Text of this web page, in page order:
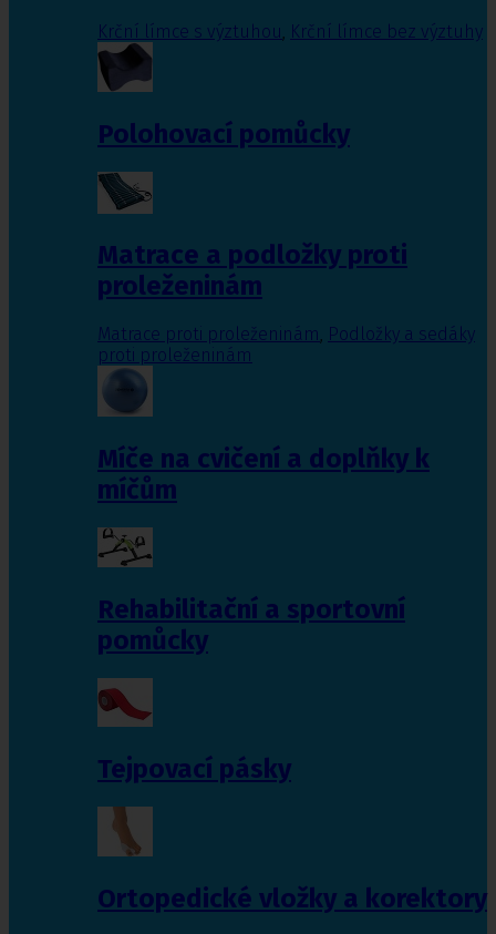
Krční límce s výztuhou Krční límce bez výztuhy
Polohovací pomůcky
Matrace a podložky proti
proleženinám
Matrace proti proleženinám, Podložky a sedáky
proti proleženinám
Míče na cvičení a doplňky k
míčům
Rehabilitační a sportovní
pomůcky
Tejpovací pásky
Ortopedické vložky a korektory